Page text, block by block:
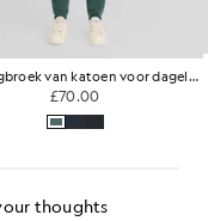
Alledaagse broek met rechte
£85.00